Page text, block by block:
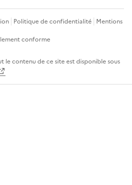
Politique de confidentialité Mentions
conforme
contenu de ce site est disponible sous